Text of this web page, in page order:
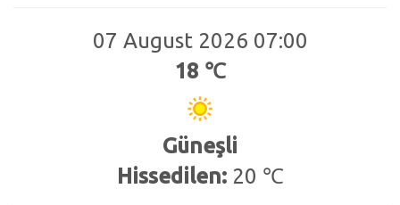
07 August 2026 07:00
18 ℃
Güneşli
Hissedilen:20 ℃